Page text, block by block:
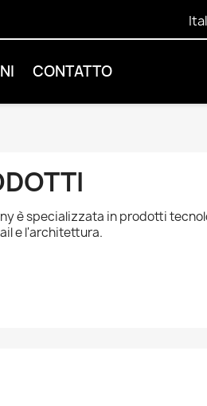
CONTATTO
è specializzata in prodotti
e l'architettura.